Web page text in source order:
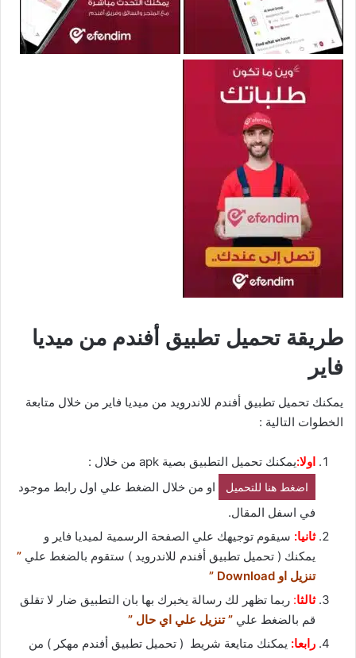
طريقة تحميل تطبيق أفندم من ميديا
فاير
يمكنك تحميل تطبيق أفندم للاندرويد من ميديا فاير من خلال متابعة
الخطوات التالية :
اولا:يمكنك تحميل التطبيق بصية apk من خلال :
اضغط هنا للتحميل
او من خلال الضغط علي اول رابط موجود
في اسفل المقال.
ثانيا: سيقوم توجيهك علي الصفحة الرسمية لميديا فاير و
يمكنك ( تحميل تطبيق أفندم للاندرويد ) ستقوم بالضغط علي ”
تنزيل او Download ”
ثالثا: ربما تظهر لك رسالة يخبرك بها بان التطبيق ضار لا تقلق
قم بالضغط علي ” تنزيل علي اي حال ”
رابعا: يمكنك متايعة شريط ( تحميل تطبيق أفندم مهكر ) من